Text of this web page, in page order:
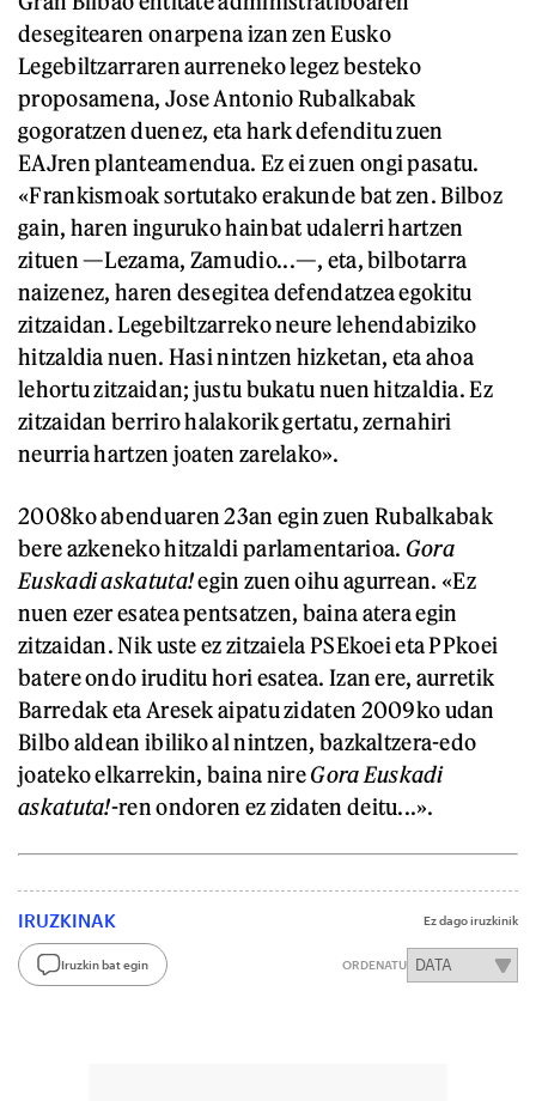
desegitearen onarpena izan zen Eusko
Legebiltzarraren aurreneko legez besteko
proposamena, Jose Antonio Rubalkabak
gogoratzen duenez, eta hark defenditu zuen
EAJren planteamendua. Ez ei zuen ongi pasatu.
«Frankismoak sortutako erakunde bat zen. Bilboz
gain, haren inguruko hainbat udalerri hartzen
zituen —Lezama, Zamudio...—, eta, bilbotarra
naizenez, haren desegitea defendatzea egokitu
zitzaidan. Legebiltzarreko neure lehendabiziko
hitzaldia nuen. Hasi nintzen hizketan, eta ahoa
lehortu zitzaidan; justu bukatu nuen hitzaldia. Ez
zitzaidan berriro halakorik gertatu, zernahiri
neurria hartzen joaten zarelako».
2008ko abenduaren 23an egin zuen Rubalkabak
bere azkeneko hitzaldi parlamentarioa. Gora
Euskadi askatuta!egin zuen oihu agurrean. «Ez
nuen ezer esatea pentsatzen, baina atera egin
zitzaidan. Nik uste ez zitzaiela PSEkoei eta PPkoei
batere ondo iruditu hori esatea. Izan ere, aurretik
Barredak eta Aresek aipatu zidaten 2009ko udan
Bilbo aldean ibiliko al nintzen, bazkaltzera-edo
joateko elkarrekin, baina nireGora Euskadi
askatuta!-ren ondoren ez zidaten deitu...».
IRUZKINAK Ez dago iruzkinik
Iruzkin bat egin ORDENATU